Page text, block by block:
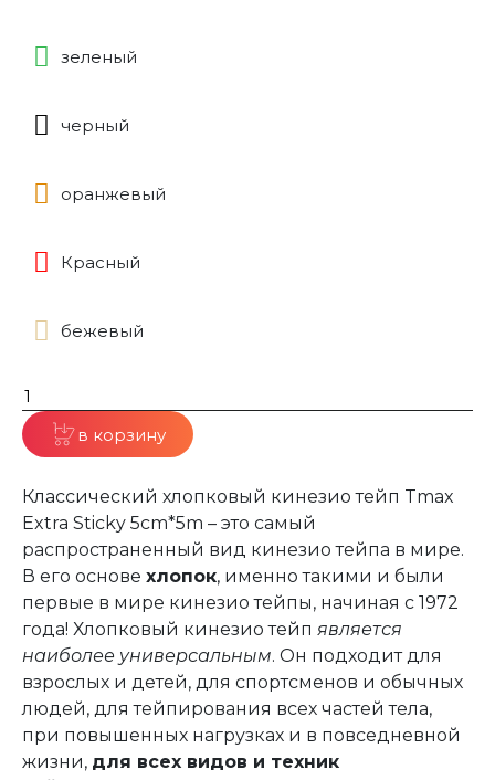
зеленый
черный
оранжевый
Красный
бежевый
в корзину
Классический хлопковый кинезио тейп Tmax
Extra Sticky 5cm*5m – это самый
распространенный вид кинезио тейпа в мире.
В его основе хлопок, именно такими и были
первые в мире кинезио тейпы, начиная с 1972
года! Хлопковый кинезио тейп является
наиболее универсальным. Он подходит для
взрослых и детей, для спортсменов и обычных
людей, для тейпирования всех частей тела,
при повышенных нагрузках и в повседневной
жизни, для всех видов и техник